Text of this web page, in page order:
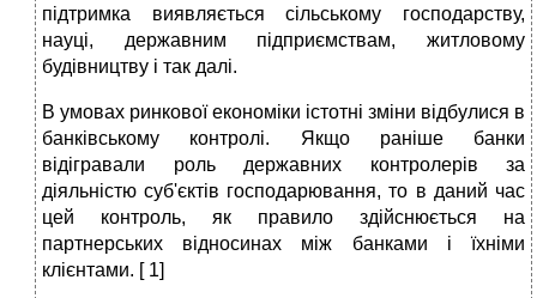
підтримка виявляється сільському господарству,
науці, державним підприємствам, житловому
будівництву і так далі.
В умовах ринкової економіки істотні зміни відбулися в
банківському контролі. Якщо раніше банки
відігравали роль державних контролерів за
діяльністю суб'єктів господарювання, то в даний час
цей контроль, як правило здійснюється на
партнерських відносинах між банками і їхніми
клієнтами. [ 1]